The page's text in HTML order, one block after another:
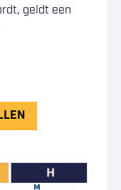
geldt een